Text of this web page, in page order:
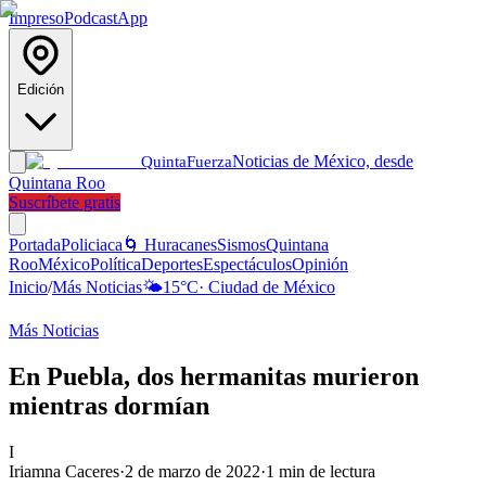
ImpresoPodcastApp
Edición
QuintaFuerzaNoticias de México, desde
Quintana Roo
Suscríbete gratis
PortadaPoliciaca 🌀 HuracanesSismosQuintana
RooMéxicoPolíticaDeportesEspectáculosOpinión
Inicio/Más Noticias🌤️15°C· Ciudad de México
Más Noticias
En Puebla, dos hermanitas murieron
mientras dormían
I
Iriamna Caceres·2 de marzo de 2022·1 min de lectura